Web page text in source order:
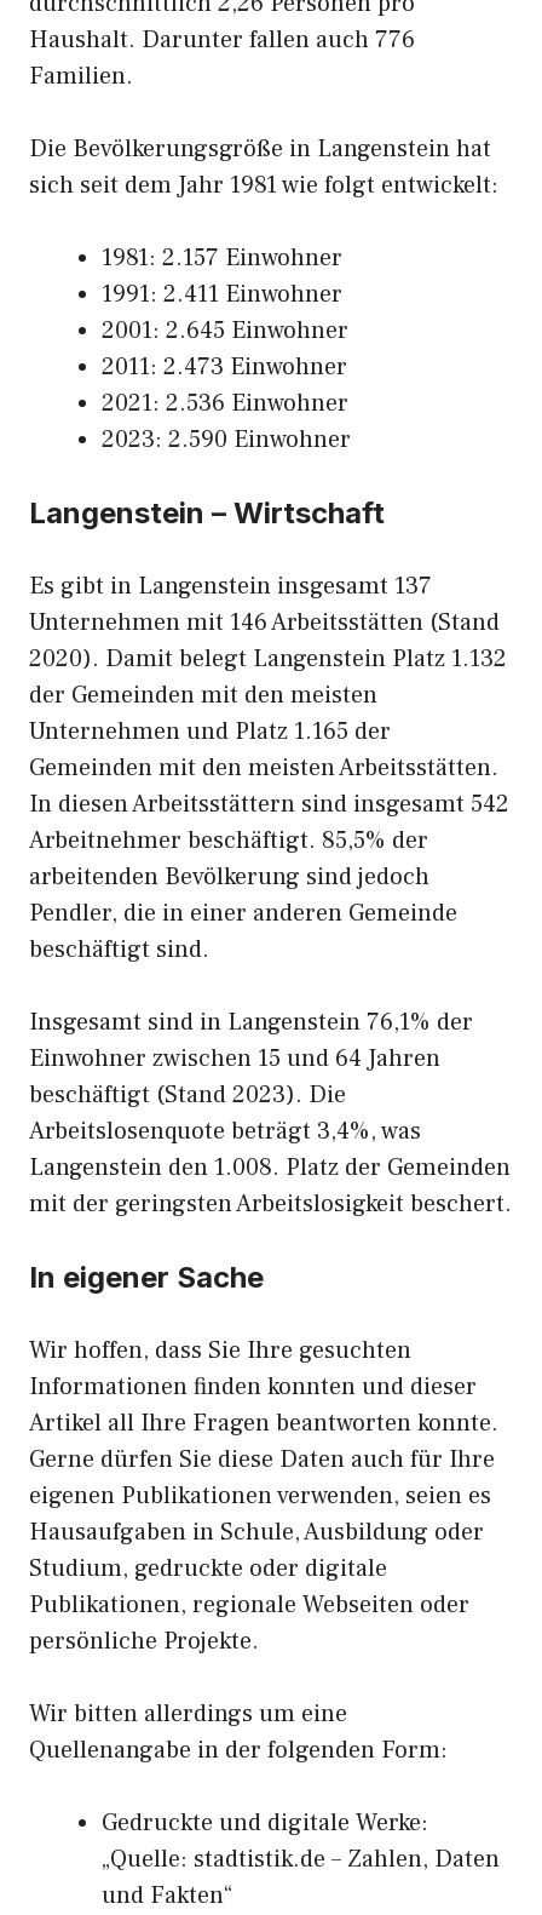
Haushalt. Darunter fallen auch 776
Familien.
Die Bevölkerungsgröße in Langenstein hat
sich seit dem Jahr 1981 wie folgt entwickelt:
1981: 2.157 Einwohner
1991: 2.411 Einwohner
2001: 2.645 Einwohner
2011: 2.473 Einwohner
2021: 2.536 Einwohner
2023: 2.590 Einwohner
Langenstein – Wirtschaft
Es gibt in Langenstein insgesamt 137
Unternehmen mit 146 Arbeitsstätten (Stand
2020). Damit belegt Langenstein Platz 1.132
der Gemeinden mit den meisten
Unternehmen und Platz 1.165 der
Gemeinden mit den meisten Arbeitsstätten.
In diesen Arbeitsstättern sind insgesamt 542
Arbeitnehmer beschäftigt. 85,5% der
arbeitenden Bevölkerung sind jedoch
Pendler, die in einer anderen Gemeinde
beschäftigt sind.
Insgesamt sind in Langenstein 76,1% der
Einwohner zwischen 15 und 64 Jahren
beschäftigt (Stand 2023). Die
Arbeitslosenquote beträgt 3,4%, was
Langenstein den 1.008. Platz der Gemeinden
mit der geringsten Arbeitslosigkeit beschert.
In eigener Sache
Wir hoffen, dass Sie Ihre gesuchten
Informationen finden konnten und dieser
Artikel all Ihre Fragen beantworten konnte.
Gerne dürfen Sie diese Daten auch für Ihre
eigenen Publikationen verwenden, seien es
Hausaufgaben in Schule, Ausbildung oder
Studium, gedruckte oder digitale
Publikationen, regionale Webseiten oder
persönliche Projekte.
Wir bitten allerdings um eine
Quellenangabe in der folgenden Form:
Gedruckte und digitale Werke:
„Quelle: stadtistik.de – Zahlen, Daten
und Fakten“